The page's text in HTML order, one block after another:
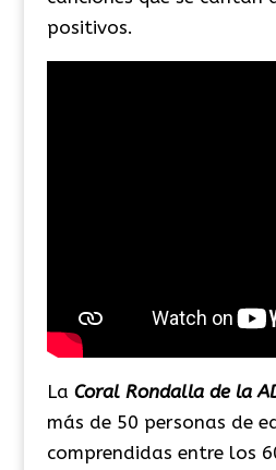
positivos.
La Coral Rondalla de la
más de 50 personas de
comprendidas entre los